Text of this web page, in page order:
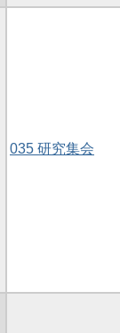
035 研究集会